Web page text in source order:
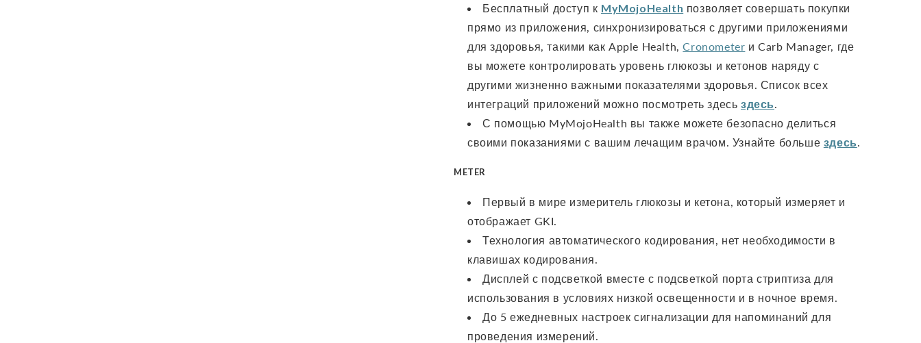
Бесплатный доступ к MyMojoHealth позволяет совершать покупки
прямо из приложения, синхронизироваться с другими приложениями
для здоровья, такими как Apple Health,Cronometer и Carb Manager, где
вы можете контролировать уровень глюкозы и кетонов наряду с
другими жизненно важными показателями здоровья. Список всех
интеграций приложений можно посмотреть здесь здесь
С помощью MyMojoHealth вы также можете безопасно делиться
своими показаниями с вашим лечащим врачом. Узнайте больше здесь
METER
Первый в мире измеритель глюкозы и кетона, который измеряет и
отображает GKI.
Технология автоматического кодирования, нет необходимости в
клавишах кодирования.
Дисплей с подсветкой вместе с подсветкой порта стриптиза для
использования в условиях низкой освещенности и в ночное время.
До 5 ежедневных настроек сигнализации для напоминаний для
проведения измерений.